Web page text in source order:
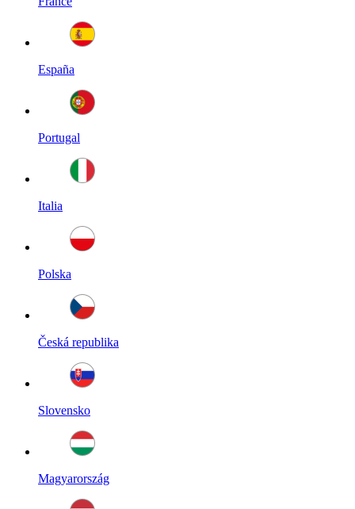
España
Portugal
Italia
Polska
Česká republika
Slovensko
Magyarország